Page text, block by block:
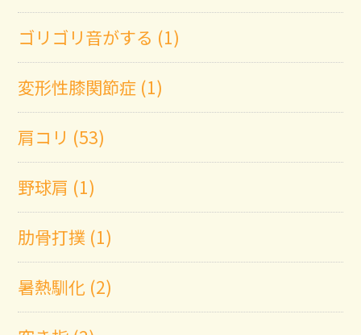
ゴリゴリ音がする (1)
変形性膝関節症 (1)
肩コリ (53)
野球肩 (1)
肋骨打撲 (1)
暑熱馴化 (2)